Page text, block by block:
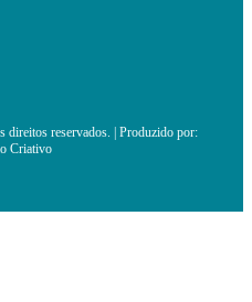
direitos reservados. | Produzido por:
Criativo